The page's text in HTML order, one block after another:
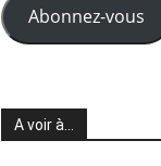
Abonnez-vous
A voir à…